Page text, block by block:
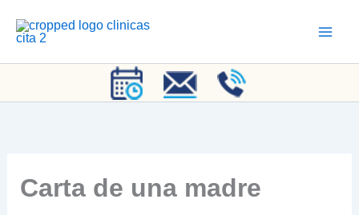
Carta de una madre